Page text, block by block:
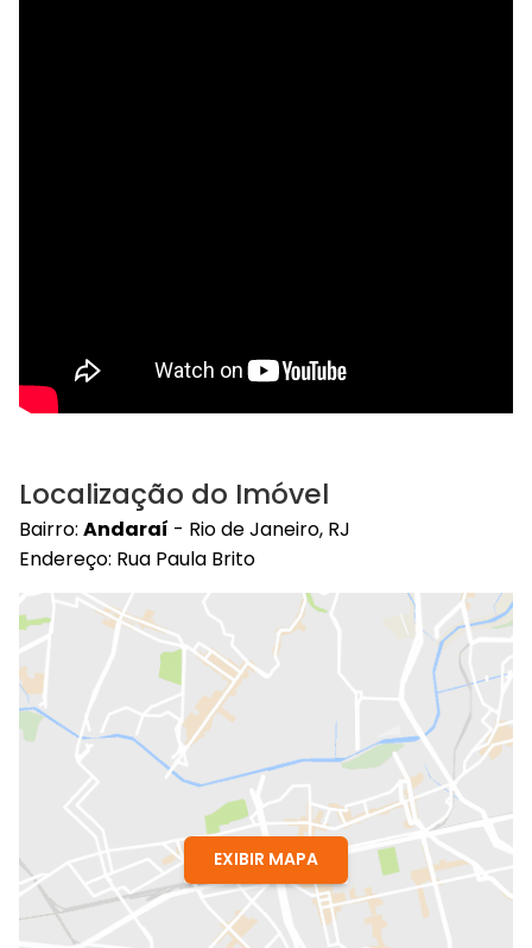
Localização do Imóvel
Bairro: Andaraí - Rio de Janeiro, RJ
Endereço: Rua Paula Brito
EXIBIR MAPA